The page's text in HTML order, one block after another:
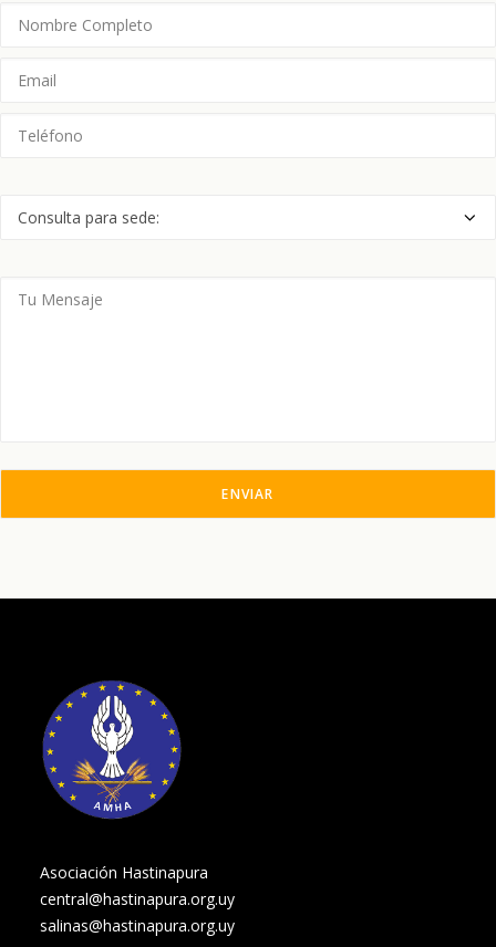
Asociación Hastinapura
central@hastinapura.org.uy
salinas@hastinapura.org.uy